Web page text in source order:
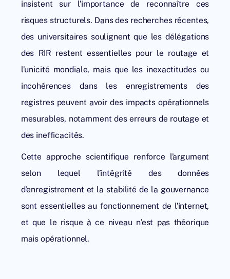
insistent sur l’importance de reconnaître ces
risques structurels. Dans des recherches récentes,
des universitaires soulignent que les délégations
des RIR restent essentielles pour le routage et
l’unicité mondiale, mais que les inexactitudes ou
incohérences dans les enregistrements des
registres peuvent avoir des impacts opérationnels
mesurables, notamment des erreurs de routage et
des inefficacités.
Cette approche scientifique renforce l’argument
selon lequel l’intégrité des données
d’enregistrement et la stabilité de la gouvernance
sont essentielles au fonctionnement de l’internet,
et que le risque à ce niveau n’est pas théorique
mais opérationnel.